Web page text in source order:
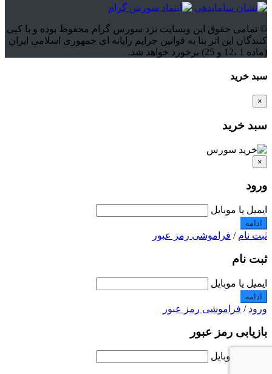
© تمامی حقوق این وبسایت نزد سورس گرام محفوظ بوده و با کپی
کنندگان این اثر بنا به قوانین جرایم رایانه ای جمهوری اسلامی ایران
(ماده 1 ،12 و 25) برخورد خواهد شد.
سبد خرید
×
سبد خرید
×
ورود
ایمیل یا موبایل
ادامه
ثبت نام / فراموشی رمز عبور
ثبت نام
ایمیل یا موبایل
ادامه
ورود / فراموشی رمز عبور
بازیابی رمز عبور
ایمیل یا موبایل